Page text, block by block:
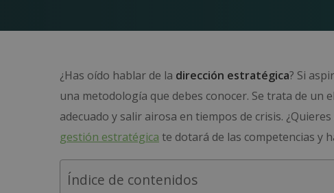
¿Has oído hablar de la dirección estratégica? Si
una metodología que debes conocer. Se trata de
adecuado y salir airosa en tiempos de crisis.
gestión estratégica te dotará de las competencias y
Índice de contenidos